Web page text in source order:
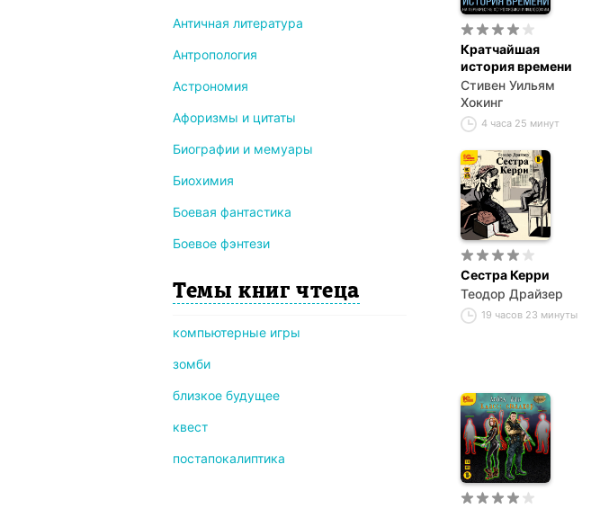
Античная литература
Антропология
Астрономия
Афоризмы и цитаты
Биографии и мемуары
Биохимия
Боевая фантастика
Боевое фэнтези
Темы книг чтеца
компьютерные игры
зомби
близкое будущее
квест
постапокалиптика
Кратчайшая
история времени
Стивен Уильям
Хокинг
4 часа 25 минут
Сестра Керри
Теодор Драйзер
19 часов 23 минуты